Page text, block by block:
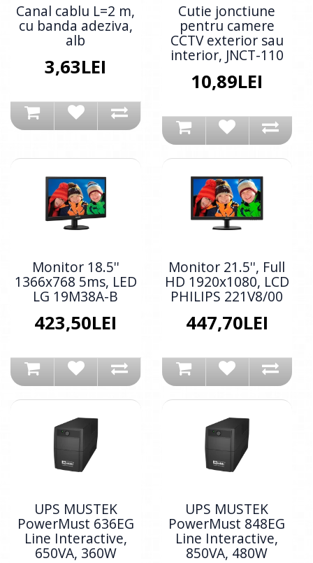
Canal cablu L=2 m,
cu banda adeziva,
alb
3,63LEI
Cutie jonctiune
pentru camere
CCTV exterior sau
interior, JNCT-110
10,89LEI
Monitor 18.5''
1366x768 5ms, LED
LG 19M38A-B
423,50LEI
Monitor 21.5'', Full
HD 1920x1080, LCD
PHILIPS 221V8/00
447,70LEI
UPS MUSTEK
PowerMust 636EG
Line Interactive,
650VA, 360W
UPS MUSTEK
PowerMust 848EG
Line Interactive,
850VA, 480W